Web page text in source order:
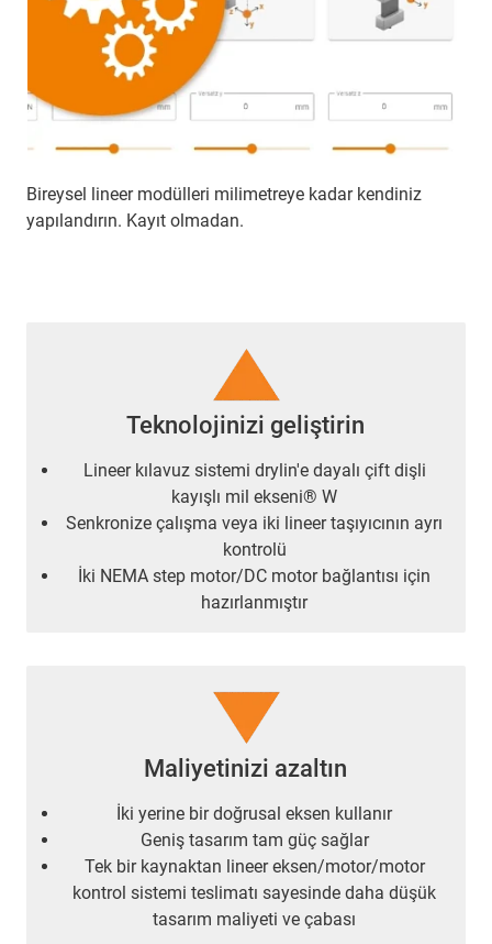
Bireysel lineer modülleri milimetreye kadar kendiniz
yapılandırın. Kayıt olmadan.
Teknolojinizi geliştirin
Lineer kılavuz sistemi drylin'e dayalı çift dişli
kayışlı mil ekseni® W
Senkronize çalışma veya iki lineer taşıyıcının ayrı
kontrolü
İki NEMA step motor/DC motor bağlantısı için
hazırlanmıştır
Maliyetinizi azaltın
İki yerine bir doğrusal eksen kullanır
Geniş tasarım tam güç sağlar
Tek bir kaynaktan lineer eksen/motor/motor
kontrol sistemi teslimatı sayesinde daha düşük
tasarım maliyeti ve çabası